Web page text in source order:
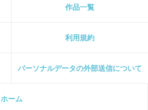
作品一覧
利用規約
パーソナルデータの外部送信について
ホーム